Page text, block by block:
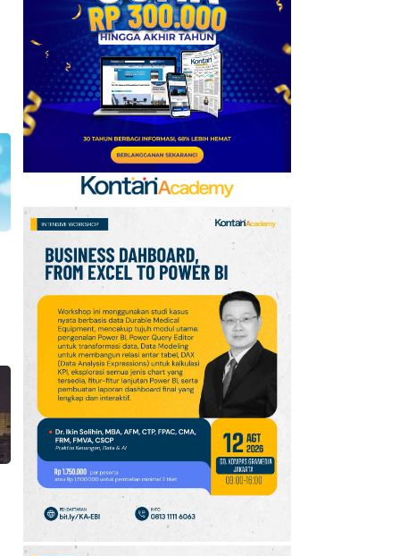
Persib vs Persebaya di
Final Piala Presiden
2026, Siapa Lebih Siap?
7
Daftar Negara ASEAN
Berdasarkan Pendapatan
versi Bank Dunia, Posisi
Indonesia?
8
Telegram Sempat Hilang
dari App Store, Ini
Penjelasan Apple dan
Durov
Kabar Transfer Man
United: 6 Pemain
Berpeluang Hengkang
Sebelum Deadline
10 Kode Redeem Sword of
Convallaria per Agustus
2026: Segera Klaim
Luxite Gratis